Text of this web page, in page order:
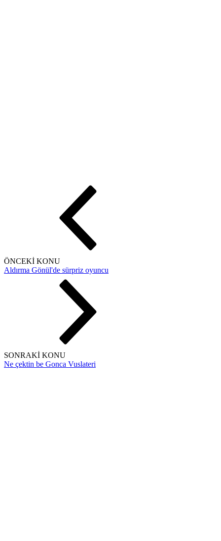
ÖNCEKİ KONU
Aldırma Gönül'de sürpriz oyuncu
SONRAKİ KONU
Ne çektin be Gonca Vuslateri